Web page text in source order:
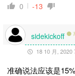
0 -13
sidekickoff
18 10 月, 2020
准确说法应该是